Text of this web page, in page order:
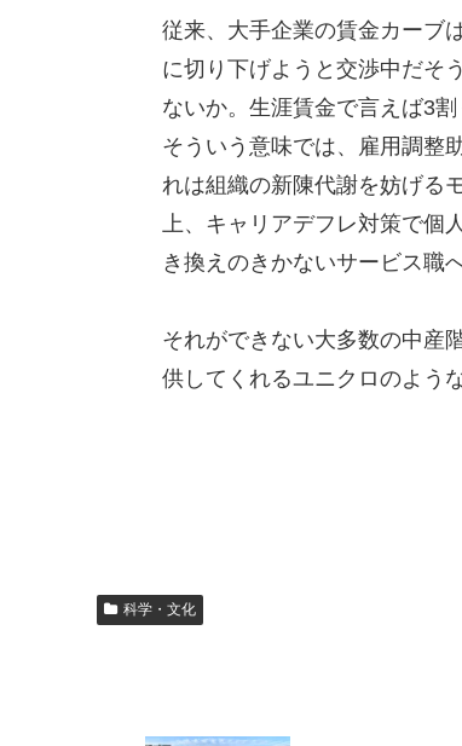
従来、大手企業の賃金カーブ
に切り下げようと交渉中だそ
ないか。生涯賃金で言えば3割
そういう意味では、雇用調整
れは組織の新陳代謝を妨げる
上、キャリアデフレ対策で
き換えのきかないサービス職
それができない大多数の中産
供してくれるユニクロのよう
科学・文化